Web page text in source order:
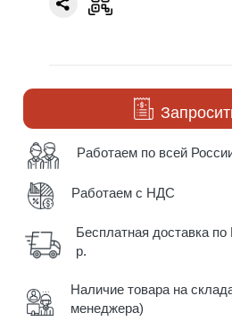
Работаем по всей
Работаем с НДС
Бесплатная доставка
р.
Наличие товара на
менеджера)